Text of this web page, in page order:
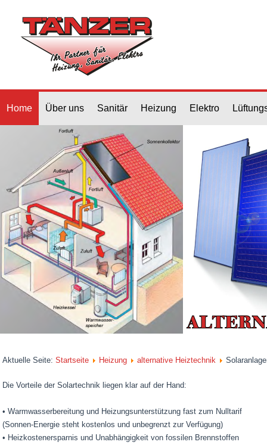
Home Über uns Sanitär Heizung Elektro
Aktuelle Seite: Startseite Heizung alternative Heiztechnik
Die Vorteile der Solartechnik liegen klar auf der Hand:
• Warmwasserbereitung und Heizungsunterstützung fast zum Nulltarif
(Sonnen-Energie steht kostenlos und unbegrenzt zur Verfügung)
• Heizkostenersparnis und Unabhängigkeit von fossilen Brennstoffen